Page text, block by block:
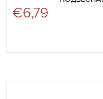
€6,79